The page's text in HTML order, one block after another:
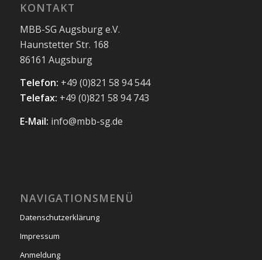
KONTAKT
MBB-SG Augsburg e.V.
Haunstetter Str. 168
86161 Augsburg
Telefon: +49 (0)821 58 94 544
Telefax: +49 (0)821 58 94 743
E-Mail: info@mbb-sg.de
NAVIGATIONSMENÜ
Datenschutzerklärung
Impressum
Anmeldung